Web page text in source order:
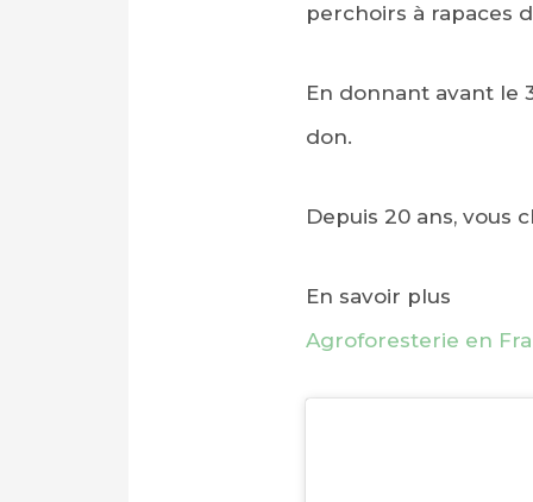
perchoirs à rapaces
En donnant avant le
don.
Depuis 20 ans, vous
En savoir plus
Agroforesterie en